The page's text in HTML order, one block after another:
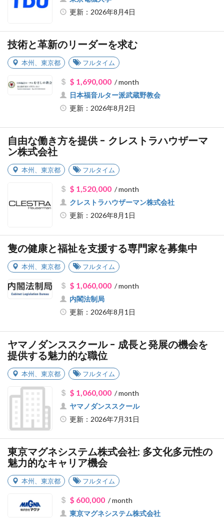
更新：2026年8月4日
技術と革新のリーダーを求む
本州 東京都 フルタイム
$ 1,690,000/ month
日本福音ルター派武蔵野教会
更新：2026年8月2日
自由な働き方を提供 - クレストラハウザーマ
ン株式会社
本州 東京都 フルタイム
$ 1,520,000/ month
クレストラハウザーマン株式会社
更新：2026年8月1日
隻の健康と福祉を支援する専門家を募集中
本州 東京都 フルタイム
$ 1,060,000/ month
内閣法制局
更新：2026年8月1日
ヤマノダンススクール - 成長と発展の機会を
提供する魅力的な職位
本州 東京都 フルタイム
$ 1,060,000/ month
ヤマノダンススクール
更新：2026年7月31日
東京マグネシステム株式会社: 多文化多元性の
魅力的なキャリア機会
本州 東京都 フルタイム
$ 600,000/ month
東京マグネシステム株式会社